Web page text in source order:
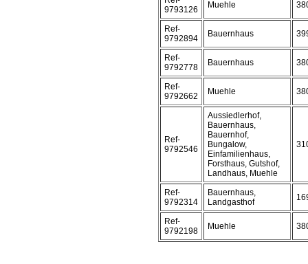
9793126
Muehle
Ref-
9792894
Bauernhaus
Ref-
9792778
Bauernhaus
Ref-
9792662
Muehle
Ref-
9792546
Aussiedlerhof,
Bauernhaus,
Bauernhof,
Bungalow,
Einfamilienhaus,
Forsthaus, Gutshof,
Landhaus, Muehle
Ref-
9792314
Bauernhaus,
Landgasthof
Ref-
9792198
Muehle